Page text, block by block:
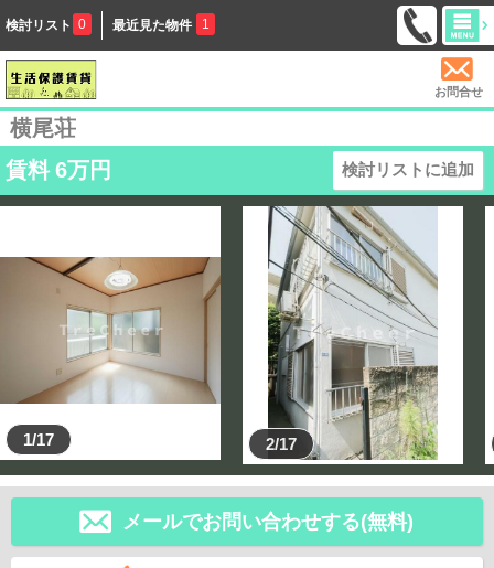
検討リスト 0 最近見た物件 1
お問合せ
横尾荘
賃料 6万円 検討リストに追加
1/17 2/17
メールでお問い合わせする(無料)